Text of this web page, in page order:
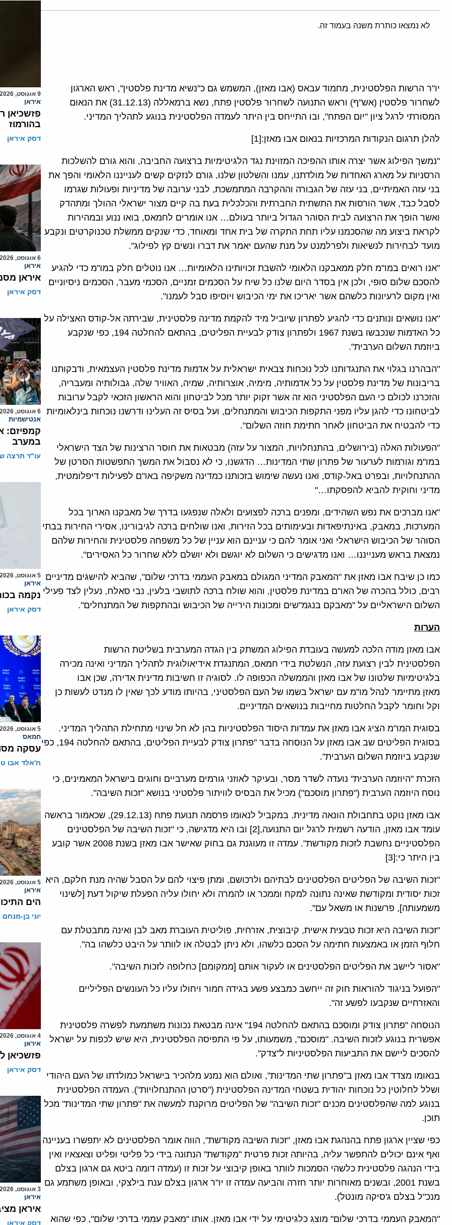
לא נמצאו כותרת משנה בעמוד זה.
יו"ר הרשות הפלסטינית, מחמוד עבאס (אבו מאזן), המשמש גם כ"נשיא מדינת פלסטין", ראש הארגון
לשחרור פלסטין (אש"ף) וראש התנועה לשחרור פלסטין פתח, נשא ברמאללה (31.12.13) את הנאום
המסורתי לרגל ציון "יום הפתח", ובו התייחס בין היתר לעמדה הפלסטינית בנוגע לתהליך המדיני.
להלן תרגום הנקודות המרכזיות בנאום אבו מאזן:[1]
"נמשך הפילוג אשר יצרה אותו ההפיכה המזוינת נגד הלגיטימיות ברצועה החביבה, והוא גורם להשלכות
הרסניות על מארג האחדות של מולדתנו, עמנו והשלטון שלנו, גורם לנזקים קשים לענייננו הלאומי והפך את
בני עזה האמיתיים, בני עזה של הגבורה וההקרבה המתמשכת, לבני ערובה של מדיניות ופעולות שגרמו
לסבל כבד, אשר הורסות את התשתית החברתית והכלכלית בעת בה קיים מצור ישראלי ההולך ומתהדק
ואשר הופך את הרצועה לבית הסוהר הגדול ביותר בעולם… אנו אומרים לחמאס, בואו ננוע ובמהירות
לקראת ביצוע מה שהסכמנו עליו תחת התקרה של בית אחד ומאוחד, כדי שנקים ממשלת טכנוקרטים ונקבע
מועד לבחירות לנשיאות ולפרלמנט על מנת שהעם יאמר את דברו ונשים קץ לפילוג".
"אנו רואים במו"מ חלק ממאבקנו הלאומי להשבת זכויותינו הלאומיות… אנו נוטלים חלק במו"מ כדי להגיע
להסכם שלום סופי, ולכן אין בסדר היום שלנו כל שיח על הסכמים זמניים, הסכמי מעבר, הסכמים ניסיוניים
ואין מקום לרעיונות כלשהם אשר יאריכו את ימי הכיבוש ויוסיפו סבל לעמנו".
"אנו נושאים ונותנים כדי להגיע לפתרון שיוביל מיד להקמת מדינה פלסטינית, שבירתה אל-קודס האצילה על
כל האדמות שנכבשו בשנת 1967 ולפתרון צודק לבעיית הפליטים, בהתאם להחלטה 194, כפי שנקבע
ביוזמת השלום הערבית".
"הבהרנו בגלוי את התנגדותנו לכל נוכחות צבאית ישראלית על אדמות מדינת פלסטין העצמאית, ודבקותנו
בריבונות של מדינת פלסטין על כל אדמותיה, מימיה, אוצרותיה, שמיה, האוויר שלה, גבולותיה ומעבריה,
והזכרנו לכולם כי העם הפלסטיני הוא זה אשר זקוק יותר מכל לביטחון והוא הראשון הזכאי לקבל ערובות
לביטחונו כדי להגן עליו מפני התקפות הכיבוש והמתנחלים, ועל בסיס זה העלינו ודרשנו נוכחות בינלאומיות
כדי להבטיח את הביטחון לאחר חתימת חוזה השלום".
"הפעולות האלה (בירושלים, בהתנחלויות, המצור על עזה) מבטאות את חוסר הרצינות של הצד הישראלי
במו"מ וגורמות לערעור של פתרון שתי המדינות… הדגשנו, כי לא נסבול את המשך התפשטות הסרטן של
ההתנחלויות, ובפרט באל-קודס, ואנו נעשה שימוש בזכותנו כמדינה משקיפה באו"ם לפעילות דיפלומטית,
מדיני וחוקית להביא להפסקתו…"
"אנו מברכים את נפש השהידים, ומפנים ברכה לפצועים ולאלה שנפגעו בדרך של מאבקנו הארוך בכל
המערכות, במאבק, באינתיפאדות ובעימותים בכל הזירות, ואנו שולחים ברכה לגיבורינו, אסירי החירות בבתי
הסוהר של הכיבוש הישראלי ואני אומר להם כי עניינם הוא עניין של כל משפחה פלסטינית והחירות שלהם
נמצאת בראש מענייננו… ואנו מדגישים כי השלום לא יוגשם ולא יושלם ללא שחרור כל האסירים".
כמו כן שיבח אבו מאזן את "המאבק המדיני המגולם במאבק העממי בדרכי שלום", שהביא להישגים מדיניים
רבים, כולל בהכרה של האו"ם במדינת פלסטין, והוא שולח ברכה לתושבי בלעין, נבי סאלח, נעלין לצד פעילי
השלום הישראליים על "מאבקם בנגמ"שים ומכונות הירייה של הכיבוש ובהתקפות של המתנחלים".
הערות
אבו מאזן מודה הלכה למעשה בעובדת הפילוג המשתק בין הגדה המערבית בשליטת הרשות
הפלסטינית לבין רצועת עזה, הנשלטת בידי חמאס, המתנגדת אידיאולוגית לתהליך המדיני ואינה מכירה
בלגיטימיות שלטונו של אבו מאזן והממשלה הכפופה לו. לסוגיה זו חשיבות מדינית אדירה, שכן אבו
מאזן מתיימר לנהל מו"מ עם ישראל בשמו של העם הפלסטיני, בהיותו מודע לכך שאין לו מנדט לעשות כן
וקל וחומר לקבל החלטות מחייבות בנושאים המדיניים.
בסוגית המו"מ הציג אבו מאזן את עמדות היסוד הפלסטיניות בהן לא חל שינוי מתחילת התהליך המדיני.
בסוגית הפליטים שב אבו מאזן על הנוסחה בדבר "פתרון צודק לבעיית הפליטים, בהתאם להחלטה 194, כפי
שנקבע ביוזמת השלום הערבית".
הזכרת "היוזמה הערבית" נועדה לשדר מסר, ובעיקר לאוזני גורמים מערביים וחוגים בישראל המאמינים, כי
נוסח היוזמה הערבית ("פתרון מוסכם") מכיל את הבסיס לוויתור פלסטיני בנושא "זכות השיבה".
אבו מאזן נוקט בתחבולת הונאה מדינית. במקביל לנאומו פרסמה תנועת פתח (29.12.13), שכאמור בראשה
עומד אבו מאזן, הודעה רשמית לרגל יום התנועה,[2] ובו היא מדגישה, כי "זכות השיבה של הפלסטינים
הפלסטיניים נחשבת לזכות מקודשת". עמדה זו מעוגנת גם בחוק שאישר אבו מאזן בשנת 2008 אשר קובע
בין היתר כי:[3]
"זכות השיבה של הפליטים הפלסטינים לבתיהם ולרכושם, ומתן פיצוי להם על הסבל שהיה מנת חלקם, היא
זכות יסודית ומקודשת שאינה נתונה למקח וממכר או להמרה ולא יחולו עליה הפעלת שיקול דעת [לשינוי
משמעותה], פרשנות או משאל עם".
"זכות השיבה היא זכות טבעית אישית, קיבוצית, אזרחית, פוליטית העוברת מאב לבן ואינה מתבטלת עם
חלוף הזמן או באמצעות חתימה על הסכם כלשהו, ולא ניתן לבטלה או לוותר על היבט כלשהו בה".
"אסור ליישב את הפליטים הפלסטינים או לעקור אותם [ממקומם] כחלופה לזכות השיבה".
"הפועל בניגוד להוראות חוק זה ייחשב כמבצע פשע בגידה חמור ויחולו עליו כל העונשים הפליליים
והאזרחיים שנקבעו לפשע זה".
הנוסחה "פתרון צודק ומוסכם בהתאם להחלטה 194" אינה מבטאת נכונות משתמעת לפשרה פלסטינית
אפשרית בנוגע לזכות השיבה. "מוסכם", משמעותו, על פי התפיסה הפלסטינית, היא שיש לכפות על ישראל
להסכים ליישם את התביעות הפלסטיניות ל"צדק".
בנאומו מצדד אבו מאזן ב"פתרון שתי המדינות", ואולם הוא נמנע מלהכיר בישראל כמולדתו של העם היהודי
ושלל לחלוטין כל נוכחות יהודית בשטחי המדינה הפלסטינית ("סרטן ההתנחלויות"). העמדה הפלסטינית
בנוגע למה שהפלסטינים מכנים "זכות השיבה" של הפליטים מרוקנת למעשה את "פתרון שתי המדינות" מכל
תוכן.
כפי שציין ארגון פתח בהנהגת אבו מאזן, "זכות השיבה מקודשת", הווה אומר הפלסטינים לא יתפשרו בעניינה
ואף אינם יכולים להתפשר עליה, בהיותה זכות פרטית "מקודשת" הנתונה בידי כל פליטי ופליט וצאצאיו ואין
בידי הנהגה פלסטינית כלשהי הסמכות לוותר באופן קיבוצי על זכות זו (עמדה דומה ביטא גם ארגון בצלם
בשנת 2001, ובשנים מאוחרות יותר חזרה והביעה עמדה זו יו"ר ארגון בצלם ענת בילצקי, ובאופן משתמע גם
מנכ"ל בצלם ג'סיקה מונטל).
"המאבק העממי בדרכי שלום" מוצג כלגיטימי על ידי אבו מאזן. אותו "מאבק עממי בדרכי שלום", כפי שהוא
9 אוגוסט, 2026
איראן
פזשכיאן
בהורמוז
דסק איראן
6 אוגוסט, 2026
איראן
איראן
דסק איראן
6 אוגוסט, 2026
אנטישמיות
קמפיזם:
במערב
עו"ד תרצה
5 אוגוסט, 2026
איראן
נקמה
דסק איראן
5 אוגוסט, 2026
חמאס
עסקה
ח'אלד אבו
5 אוגוסט, 2026
איראן
הים
יוני בן-מנחם
4 אוגוסט, 2026
איראן
פזשכיאן
דסק איראן
3 אוגוסט, 2026
איראן
איראן
דסק איראן